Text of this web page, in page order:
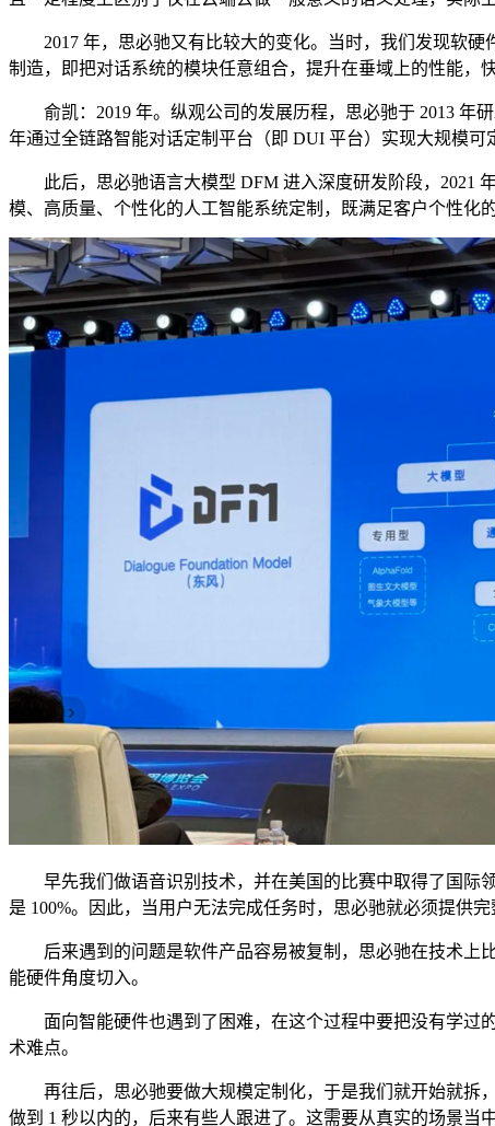
2017 年，思必驰又有比较大的变化。当时，我们发现软硬
制造，即把对话系统的模块任意组合，提升在垂域上的性能，
俞凯：2019 年。纵观公司的发展历程，思必驰于 2013 年研
年通过全链路智能对话定制平台（即 DUI 平台）实现大规模可
此后，思必驰语言大模型 DFM 进入深度研发阶段，2021 年
模、高质量、个性化的人工智能系统定制，既满足客户个性化
早先我们做语音识别技术，并在美国的比赛中取得了国际
是 100%。因此，当用户无法完成任务时，思必驰就必须提供
后来遇到的问题是软件产品容易被复制，思必驰在技术上比
能硬件角度切入。
面向智能硬件也遇到了困难，在这个过程中要把没有学过的
术难点。
再往后，思必驰要做大规模定制化，于是我们就开始就拆
做到 1 秒以内的，后来有些人跟进了。这需要从真实的场景当